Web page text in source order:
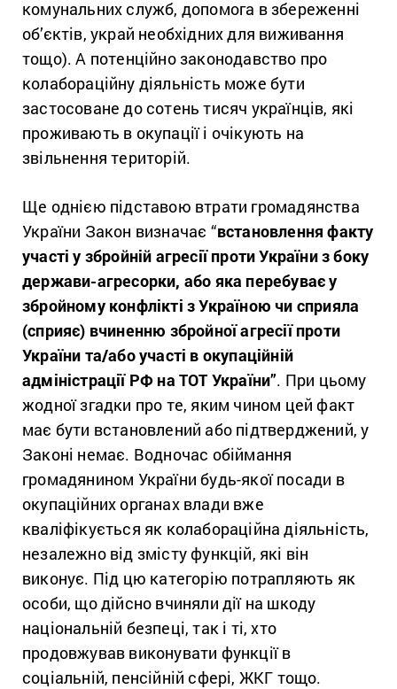
комунальних служб, допомога в збереженні
об’єктів, украй необхідних для виживання
тощо). А потенційно законодавство про
колабораційну діяльність може бути
застосоване до сотень тисяч українців, які
проживають в окупації і очікують на
звільнення територій.
Ще однією підставою втрати громадянства
України Закон визначає “встановлення факту
участі у збройній агресії проти України з боку
держави-агресорки, або яка перебуває у
збройному конфлікті з Україною чи сприяла
(сприяє) вчиненню збройної агресії проти
України та/або участі в окупаційній
адміністрації РФ на ТОТ України”. При цьому
жодної згадки про те, яким чином цей факт
має бути встановлений або підтверджений, у
Законі немає. Водночас обіймання
громадянином України будь-якої посади в
окупаційних органах влади вже
кваліфікується як колабораційна діяльність,
незалежно від змісту функцій, які він
виконує. Під цю категорію потрапляють як
особи, що дійсно вчиняли дії на шкоду
національній безпеці, так і ті, хто
продовжував виконувати функції в
соціальній, пенсійній сфері, ЖКГ тощо.